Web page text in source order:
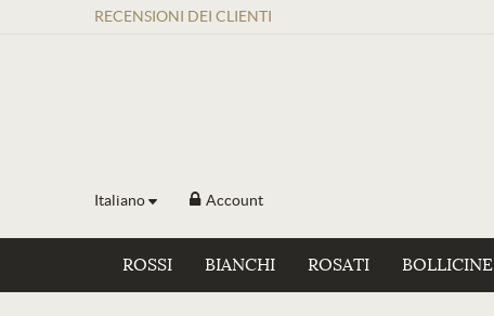
RECENSIONI DEI CLIENTI
Italiano Account
ROSSI BIANCHI ROSATI BOLLICINE